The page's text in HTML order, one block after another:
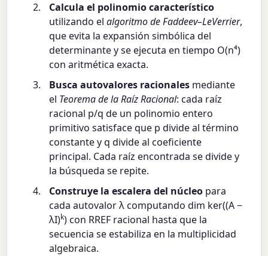
Calcula el polinomio característico
utilizando elalgoritmo de Faddeev–LeVerrier,
que evita la expansión simbólica del
determinante y se ejecuta en tiempo O(n⁴)
con aritmética exacta.
Busca autovalores racionales mediante
el Teorema de la Raíz Racional: cada raíz
racional p/q de un polinomio entero
primitivo satisface que p divide al término
constante y q divide al coeficiente
principal. Cada raíz encontrada se divide y
la búsqueda se repite.
Construye la escalera del núcleo para
cada autovalor λ computando dim ker((A −
λI)k) con RREF racional hasta que la
secuencia se estabiliza en la multiplicidad
algebraica.